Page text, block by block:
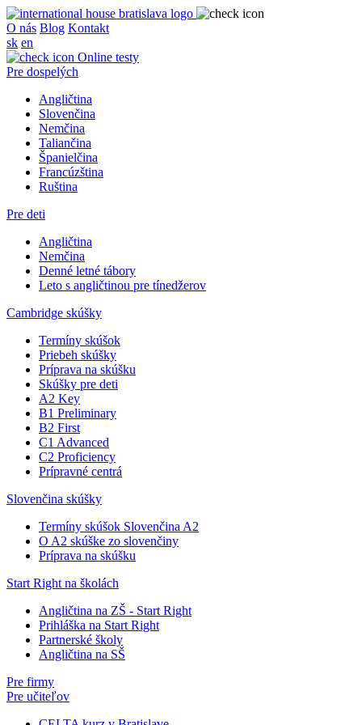
O nás Blog Kontakt
sk en
Online testy
Pre dospelých
Angličtina
Slovenčina
Nemčina
Taliančina
Španielčina
Francúzština
Ruština
Pre deti
Angličtina
Nemčina
Denné letné tábory
Leto s angličtinou pre tínedžerov
Cambridge skúšky
Termíny skúšok
Priebeh skúšky
Príprava na skúšku
Skúšky pre deti
A2 Key
B1 Preliminary
B2 First
C1 Advanced
C2 Proficiency
Prípravné centrá
Slovenčina skúšky
Termíny skúšok Slovenčina A2
O A2 skúške zo slovenčiny
Príprava na skúšku
Start Right na školách
Angličtina na ZŠ - Start Right
Prihláška na Start Right
Partnerské školy
Angličtina na SŠ
Pre firmy
Pre učiteľov